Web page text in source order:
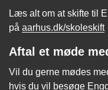
Læs alt om at skifte til
på aarhus.dk/skoleskift
Aftal et møde
Vil du gerne mødes
hvis du vil besøge